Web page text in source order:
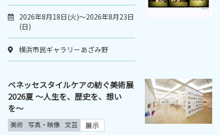
2026年8月18日(火)～2026年8月23日
(日)
横浜市民ギャラリーあざみ野
ベネッセスタイルケアの紡ぐ美術展
2026夏 〜人生を、歴史を、想い
を〜
美術 写真・映像 文芸 展示